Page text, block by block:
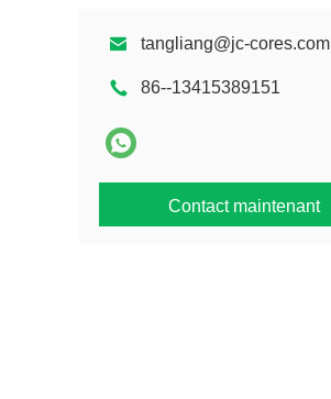
tangliang@jc-cores.com
86--13415389151
Contact maintenant